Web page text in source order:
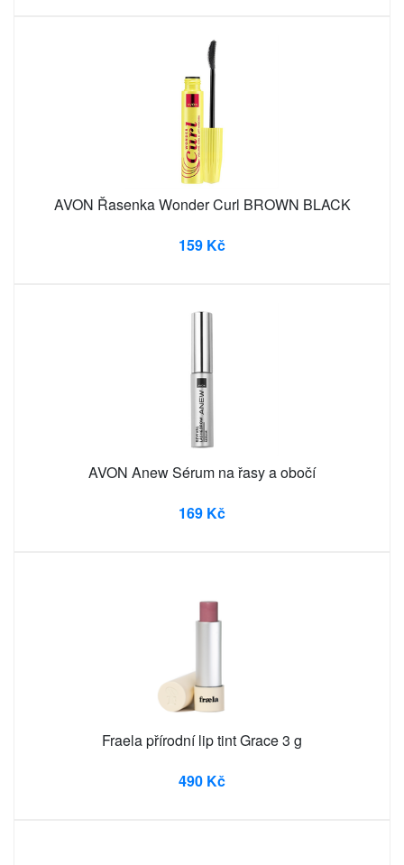
AVON Řasenka Wonder Curl BROWN BLACK
159 Kč
AVON Anew Sérum na řasy a obočí
169 Kč
Fraela přírodní lip tint Grace 3 g
490 Kč